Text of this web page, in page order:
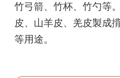
樂
舞
文
化
竹弓箭、竹杯、竹勺等
皮、山羊皮、羌皮製成
等用途。